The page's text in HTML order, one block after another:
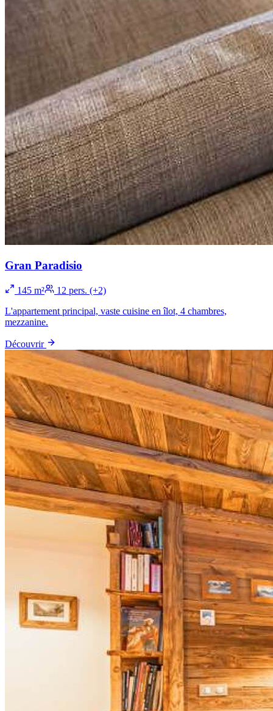
Gran Paradisio
145 m²
12 pers. (+2)
L'appartement principal, vaste cuisine en îlot, 4 chambres,
mezzanine.
Découvrir